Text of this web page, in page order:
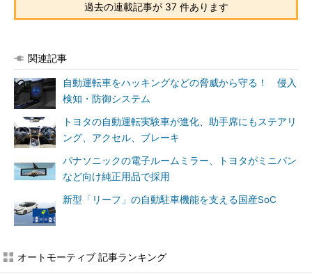
過去の連載記事が 37 件あります
関連記事
自動運転車をハッキングなどの脅威から守る！ 侵入
検知・防御システム
トヨタの自動運転実験車が進化、助手席にもステアリ
ング、アクセル、ブレーキ
パナソニックの電子ルームミラー、トヨタがミニバン
など向け純正用品で採用
新型「リーフ」の自動駐車機能を支える国産SoC
オートモーティブ 記事ランキング